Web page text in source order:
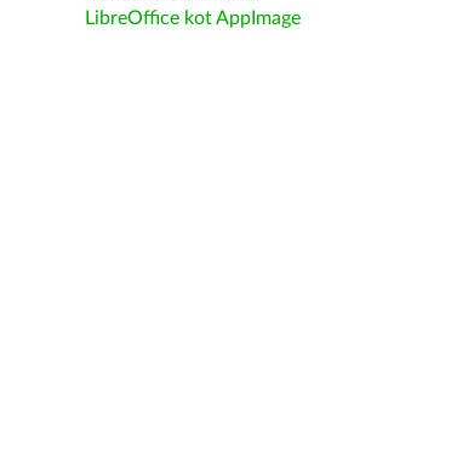
LibreOffice kot AppImage